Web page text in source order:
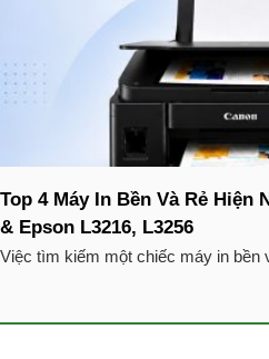
Top 4 Máy In Bền Và Rẻ Hiện
& Epson L3216, L3256
Việc tìm kiếm một chiếc máy in bền